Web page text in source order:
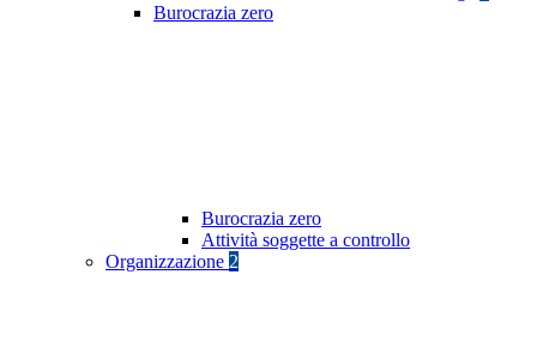
Burocrazia zero
Burocrazia zero
Attività soggette a controllo
Organizzazione 2